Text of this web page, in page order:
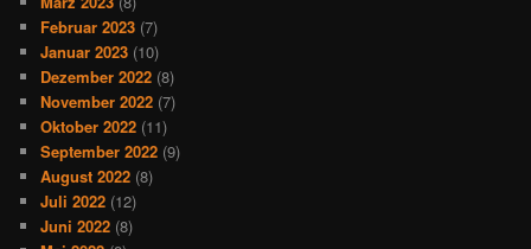
Februar 2023 (7)
Januar 2023 (10)
Dezember 2022 (8)
November 2022 (7)
Oktober 2022 (11)
September 2022 (9)
August 2022 (8)
Juli 2022 (12)
Juni 2022 (8)